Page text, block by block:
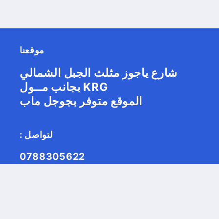
موقعنا
شارع ياجوز مثلث الجبل الشمالي
بجانب مــول KRG
الموقع متوفر بجوجل ماب
: لتواصل
0788305622